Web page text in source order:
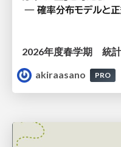
akiraasano
PRO